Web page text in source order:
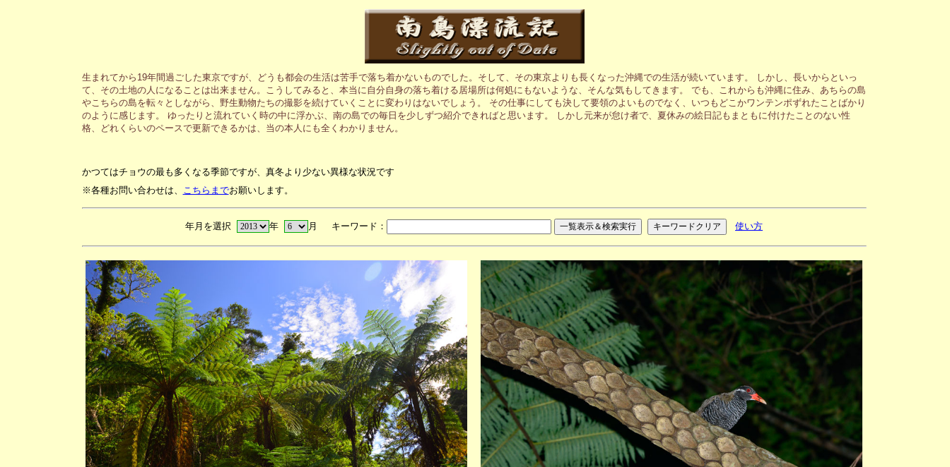
生まれてから19年間過ごした東京ですが、どうも都会の生活は苦手で落ち着かないものでした。そして、その東京よりも長くなった沖縄での生活が続いています。 しかし、長いからといっ
て、その土地の人になることは出来ません。こうしてみると、本当に自分自身の落ち着ける居場所は何処にもないような、そんな気もしてきます。 でも、これからも沖縄に住み、あちらの島
やこちらの島を転々としながら、野生動物たちの撮影を続けていくことに変わりはないでしょう。 その仕事にしても決して要領のよいものでなく、いつもどこかワンテンポずれたことばかり
のように感じます。 ゆったりと流れていく時の中に浮かぶ、南の島での毎日を少しずつ紹介できればと思います。 しかし元来が怠け者で、夏休みの絵日記もまともに付けたことのない性
格、どれくらいのペースで更新できるかは、当の本人にも全くわかりません。
かつてはチョウの最も多くなる季節ですが、真冬より少ない異様な状況です
※各種お問い合わせは、 こちらまでお願いします。
年月を選択 年 月 キーワード： 使い方